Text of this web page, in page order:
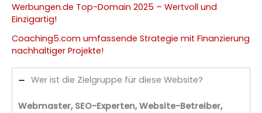
Werbungen.de Top-Domain 2025 – Wertvoll und
Einzigartig!
Coaching5.com umfassende Strategie mit Finanzierung
nachhaltiger Projekte!
Wer ist die Zielgruppe für diese Website?
Webmaster, SEO-Experten, Website-Betreiber,